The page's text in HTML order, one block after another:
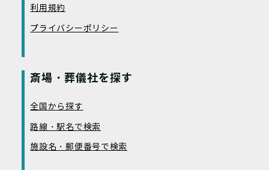
利用規約
プライバシーポリシー
斎場・葬儀社を探す
全国から探す
路線・駅名で検索
施設名・郵便番号で検索